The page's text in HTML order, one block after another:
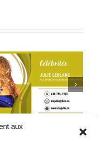
aux
Le père que mon âme
a choisi – 2ᵉ partie